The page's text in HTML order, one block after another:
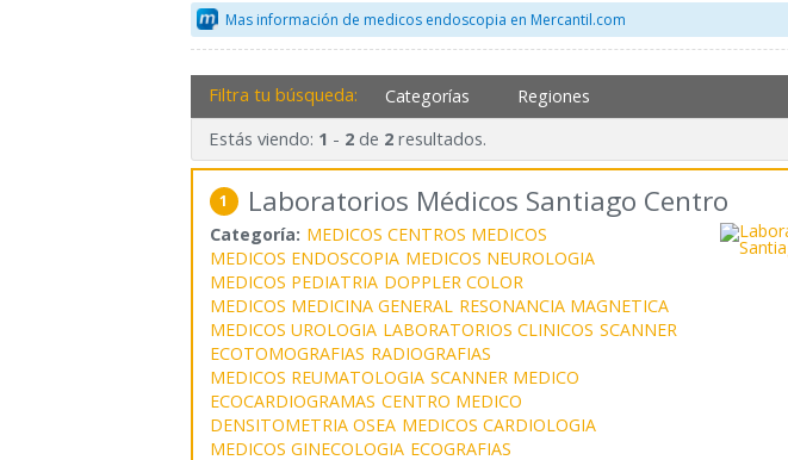
Mas información de medicos endoscopia en Mercantil.com
Filtra tu búsqueda: Categorías Regiones
Estás viendo: 1 - 2de 2resultados.
1 Laboratorios Médicos Santiago Centro
Categoría: MEDICOS CENTROS MEDICOS
MEDICOS ENDOSCOPIA MEDICOS NEUROLOGIA
MEDICOS PEDIATRIA DOPPLER COLOR
MEDICOS MEDICINA GENERAL RESONANCIA MAGNETICA
MEDICOS UROLOGIA LABORATORIOS CLINICOS SCANNER
ECOTOMOGRAFIAS RADIOGRAFIAS
MEDICOS REUMATOLOGIA SCANNER MEDICO
ECOCARDIOGRAMAS CENTRO MEDICO
DENSITOMETRIA OSEA MEDICOS CARDIOLOGIA
MEDICOS GINECOLOGIA ECOGRAFIAS